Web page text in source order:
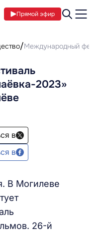
Прямой эфир
Международный
2023»
в
в
В Могилеве
26-й